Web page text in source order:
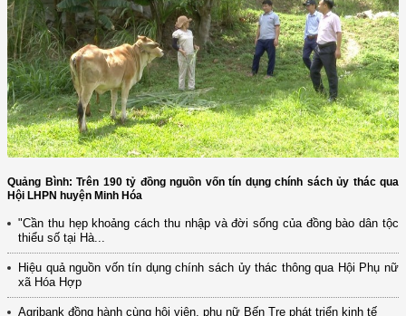
Quảng Bình: Trên 190 tỷ đồng nguồn vốn tín dụng chính sách ủy thác qua
Hội LHPN huyện Minh Hóa
"Cần thu hẹp khoảng cách thu nhập và đời sống của đồng bào dân tộc
thiểu số tại Hà...
Hiệu quả nguồn vốn tín dụng chính sách ủy thác thông qua Hội Phụ nữ
xã Hóa Hợp
Agribank đồng hành cùng hội viên, phụ nữ Bến Tre phát triển kinh tế